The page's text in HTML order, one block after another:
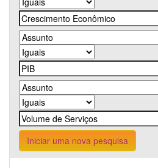
Iniciar uma nova pesquisa